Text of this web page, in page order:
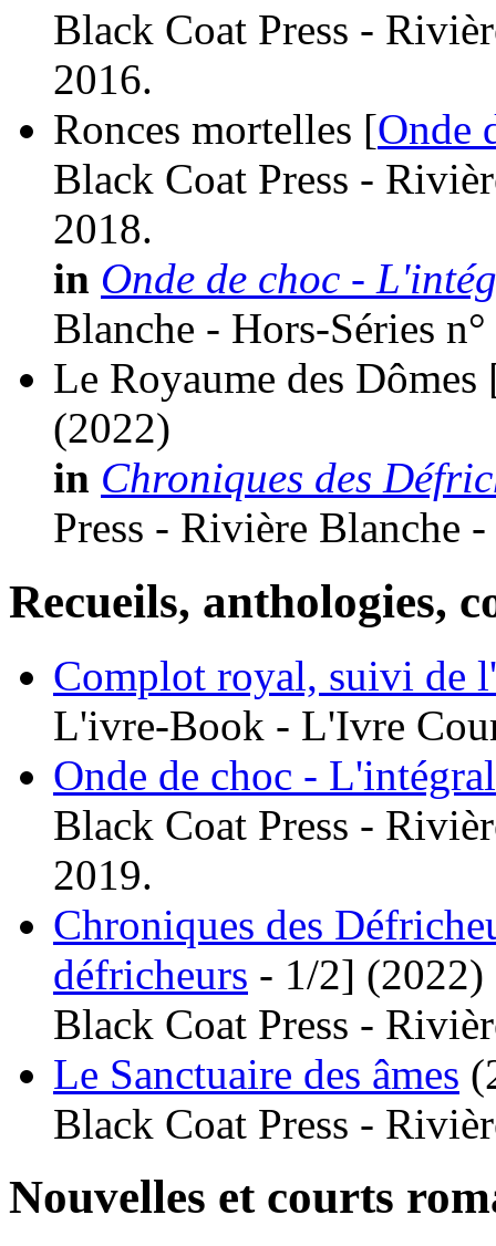
Black Coat Press -
2016.
Ronces mortelles [Onde
Black Coat Press -
2018.
in Onde de choc -
Blanche - Hors-Séries
Le Royaume des Dômes
(2022)
in Chroniques des
Press - Rivière Blanche
Recueils, anthologies,
Complot royal, suivi de
L'ivre-Book - L'Ivre
Onde de choc -
Black Coat Press -
2019.
Chroniques des
défricheurs - 1/2] (2022)
Black Coat Press -
Le Sanctuaire des âmes
Black Coat Press -
Nouvelles et courts